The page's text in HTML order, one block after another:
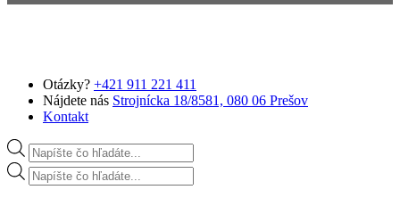
Otázky? +421 911 221 411
Nájdete nás Strojnícka 18/8581, 080 06 Prešov
Kontakt
Products search
Products search